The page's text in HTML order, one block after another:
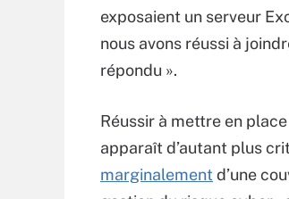
exposaient un serveur
nous avons réussi à
répondu ».
Réussir à mettre en
apparaît d’autant plus
marginalement d’une